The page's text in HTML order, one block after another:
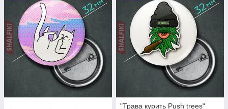
"Трава курить Push trees"